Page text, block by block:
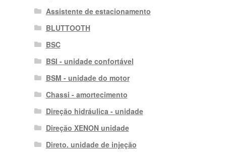
Assistente de estacionamento
BLUTTOOTH
BSC
BSI - unidade confortável
BSM - unidade do motor
Chassi - amortecimento
Direção hidráulica - unidade
Direção XENON unidade
Direto. unidade de injeção